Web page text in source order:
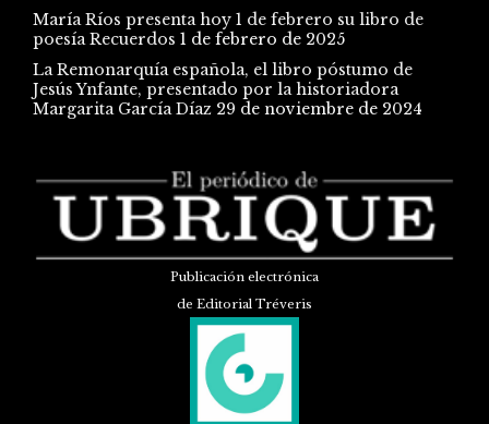
María Ríos presenta hoy 1 de febrero su libro de
poesía Recuerdos 1 de febrero de 2025
La Remonarquía española, el libro póstumo de
Jesús Ynfante, presentado por la historiadora
Margarita García Díaz 29 de noviembre de 2024
Publicación electrónica
de Editorial Tréveris